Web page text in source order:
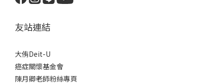
友站連結
大侑Deit-U
癌症關懷基金會
陳月卿老師粉絲專頁